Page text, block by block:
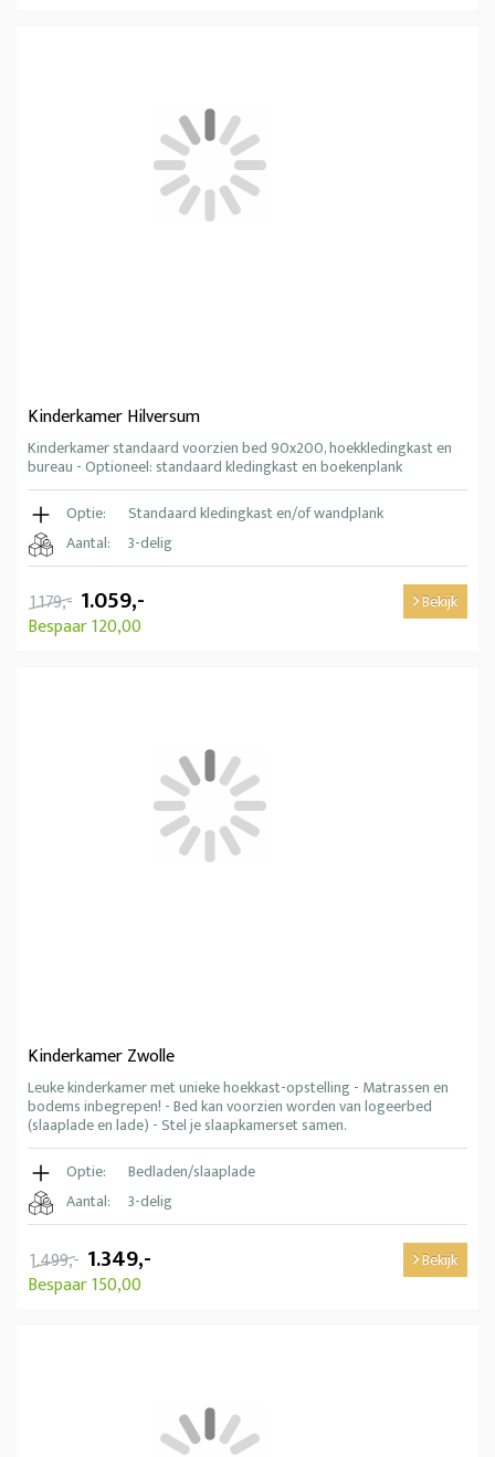
Kinderkamer Hilversum
Kinderkamer standaard voorzien bed 90x200, hoekkledingkast en
bureau - Optioneel: standaard kledingkast en boekenplank
Optie:
Standaard kledingkast en/of wandplank
Aantal:
3-delig
1.179,- 1.059,-
Bespaar 120,00
Bekijk
Kinderkamer Zwolle
Leuke kinderkamer met unieke hoekkast-opstelling - Matrassen en
bodems inbegrepen! - Bed kan voorzien worden van logeerbed
(slaaplade en lade) - Stel je slaapkamerset samen.
Optie:
Bedladen/slaaplade
Aantal:
3-delig
1.499,- 1.349,-
Bespaar 150,00
Bekijk